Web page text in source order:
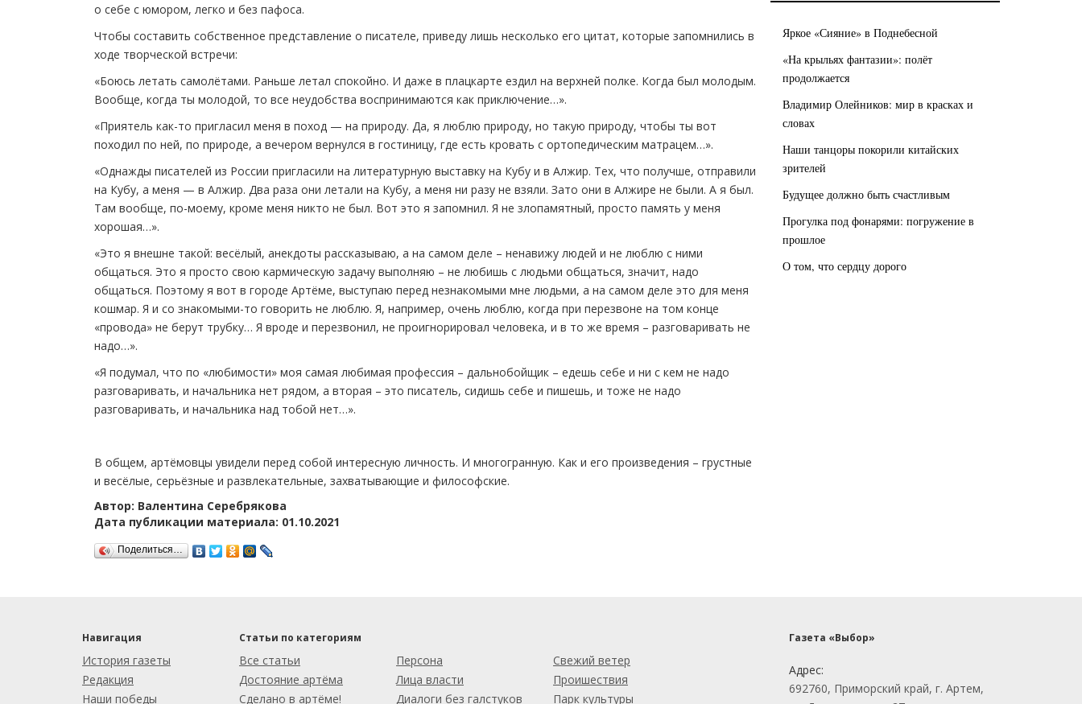
о себе с юмором, легко и без пафоса.
Чтобы составить собственное представление о писателе, приведу лишь несколько его цитат, которые запомнились в
ходе творческой встречи:
«Боюсь летать самолётами. Раньше летал спокойно. И даже в плацкарте ездил на верхней полке. Когда был молодым.
Вообще, когда ты молодой, то все неудобства воспринимаются как приключение…».
«Приятель как-то пригласил меня в поход — на природу. Да, я люблю природу, но такую природу, чтобы ты вот
походил по ней, по природе, а вечером вернулся в гостиницу, где есть кровать с ортопедическим матрацем…».
«Однажды писателей из России пригласили на литературную выставку на Кубу и в Алжир. Тех, что получше, отправили
на Кубу, а меня — в Алжир. Два раза они летали на Кубу, а меня ни разу не взяли. Зато они в Алжире не были. А я был.
Там вообще, по-моему, кроме меня никто не был. Вот это я запомнил. Я не злопамятный, просто память у меня
хорошая…».
«Это я внешне такой: весёлый, анекдоты рассказываю, а на самом деле – ненавижу людей и не люблю с ними
общаться. Это я просто свою кармическую задачу выполняю – не любишь с людьми общаться, значит, надо
общаться. Поэтому я вот в городе Артёме, выступаю перед незнакомыми мне людьми, а на самом деле это для меня
кошмар. Я и со знакомыми-то говорить не люблю. Я, например, очень люблю, когда при перезвоне на том конце
«провода» не берут трубку… Я вроде и перезвонил, не проигнорировал человека, и в то же время – разговаривать не
надо…».
«Я подумал, что по «любимости» моя самая любимая профессия – дальнобойщик – едешь себе и ни с кем не надо
разговаривать, и начальника нет рядом, а вторая – это писатель, сидишь себе и пишешь, и тоже не надо
разговаривать, и начальника над тобой нет…».
В общем, артёмовцы увидели перед собой интересную личность. И многогранную. Как и его произведения – грустные
и весёлые, серьёзные и развлекательные, захватывающие и философские.
Автор: Валентина Серебрякова
Дата публикации материала: 01.10.2021
Поделиться…
Яркое «Сияние» в Поднебесной
«На крыльях фантазии»: полёт
продолжается
Владимир Олейников: мир в красках и
словах
Наши танцоры покорили китайских
зрителей
Будущее должно быть счастливым
Прогулка под фонарями: погружение в
прошлое
О том, что сердцу дорого
Навигация
История газеты
Редакция
Наши победы
Статьи по категориям
Все статьи
Достояние артёма
Сделано в артёме!
Персона
Лица власти
Диалоги без галстуков
Свежий ветер
Проишествия
Парк культуры
Газета «Выбор»
Адрес:
692760, Приморский край, г. Артем,